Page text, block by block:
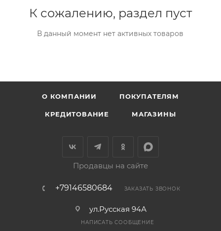
К сожалению, раздел пуст
В данный момент нет активных товаров
О КОМПАНИИ ПОКУПАТЕЛЯМ
КРЕДИТОВАНИЕ МАГАЗИНЫ
Продавцы на сайте
+79146580684 ЗАКАЗАТЬ ЗВОНОК
ул.Русская 94А
НАПИСАТЬ СООБЩЕНИЕ